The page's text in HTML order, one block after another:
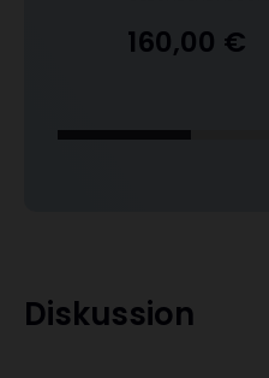
160,00 €
Diskussion